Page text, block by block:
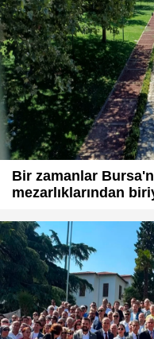
Bir zamanlar
mezarlıklarından